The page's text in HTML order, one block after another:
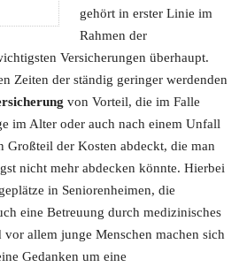
gehört in erster Linie im
Rahmen der
Versicherungen überhaupt.
Zeiten der ständig geringer werdenden
von Vorteil, die im Falle
im Alter oder auch nach einem Unfall
Großteil der Kosten abdeckt, die man
nicht mehr abdecken könnte. Hierbei
in Seniorenheimen, die
eine Betreuung durch medizinisches
vor allem junge Menschen machen sich
Gedanken um eine